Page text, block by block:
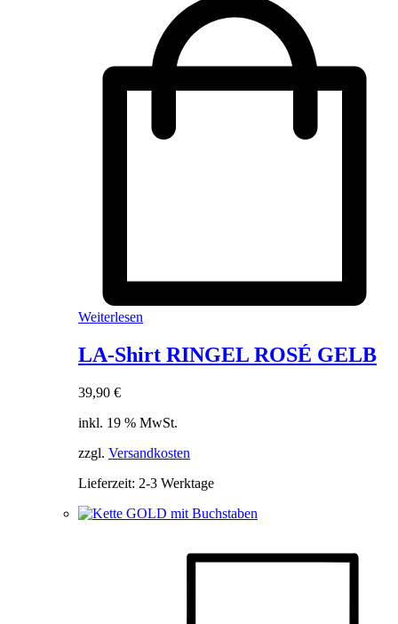
Weiterlesen
LA-Shirt RINGEL ROSÉ GELB
39,90 €
inkl. 19 % MwSt.
zzgl. Versandkosten
Lieferzeit: 2-3 Werktage